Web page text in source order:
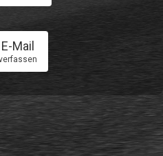
E-Mail